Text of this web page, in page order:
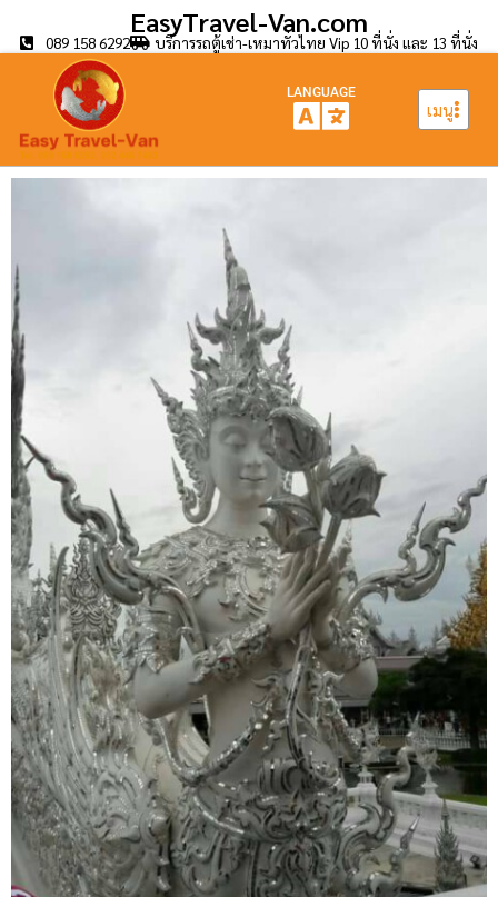
EasyTravel-Van.com
089 158 6292 บริการรถตู้เช่า-เหมาทั่วไทย Vip 10 ที่นั่ง และ 13 ที่นั่ง
เมนู
LANGUAGE